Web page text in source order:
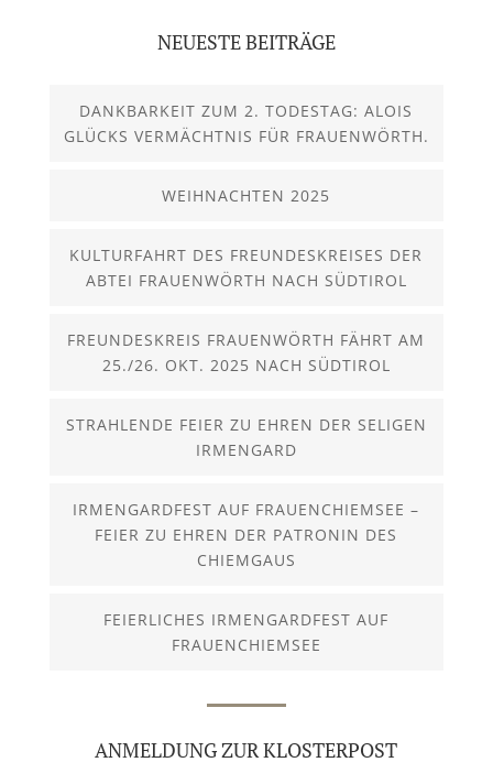
NEUESTE BEITRÄGE
DANKBARKEIT ZUM 2. TODESTAG: ALOIS
GLÜCKS VERMÄCHTNIS FÜR FRAUENWÖRTH.
WEIHNACHTEN 2025
KULTURFAHRT DES FREUNDESKREISES DER
ABTEI FRAUENWÖRTH NACH SÜDTIROL
FREUNDESKREIS FRAUENWÖRTH FÄHRT AM
25./26. OKT. 2025 NACH SÜDTIROL
STRAHLENDE FEIER ZU EHREN DER SELIGEN
IRMENGARD
IRMENGARDFEST AUF FRAUENCHIEMSEE –
FEIER ZU EHREN DER PATRONIN DES
CHIEMGAUS
FEIERLICHES IRMENGARDFEST AUF
FRAUENCHIEMSEE
ANMELDUNG ZUR KLOSTERPOST